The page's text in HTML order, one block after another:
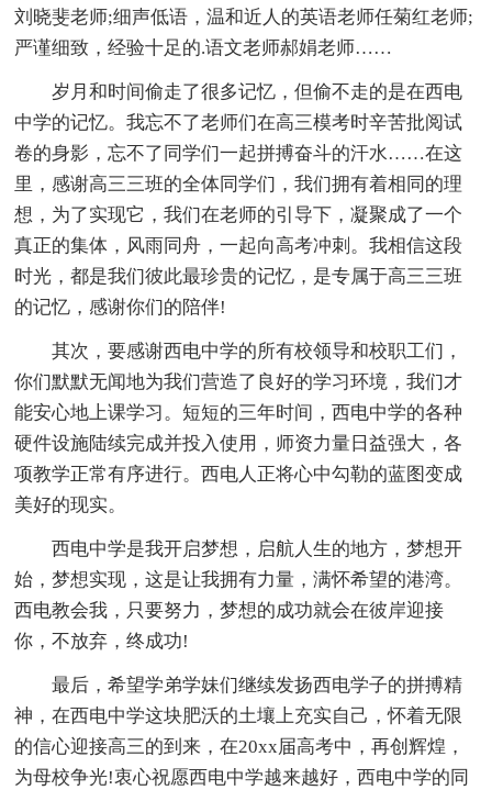
刘晓斐老师;细声低语，温和近人的英语老师任菊红老师;
严谨细致，经验十足的.语文老师郝娟老师……
岁月和时间偷走了很多记忆，但偷不走的是在西电
中学的记忆。我忘不了老师们在高三模考时辛苦批阅试
卷的身影，忘不了同学们一起拼搏奋斗的汗水……在这
里，感谢高三三班的全体同学们，我们拥有着相同的理
想，为了实现它，我们在老师的引导下，凝聚成了一个
真正的集体，风雨同舟，一起向高考冲刺。我相信这段
时光，都是我们彼此最珍贵的记忆，是专属于高三三班
的记忆，感谢你们的陪伴!
其次，要感谢西电中学的所有校领导和校职工们，
你们默默无闻地为我们营造了良好的学习环境，我们才
能安心地上课学习。短短的三年时间，西电中学的各种
硬件设施陆续完成并投入使用，师资力量日益强大，各
项教学正常有序进行。西电人正将心中勾勒的蓝图变成
美好的现实。
西电中学是我开启梦想，启航人生的地方，梦想开
始，梦想实现，这是让我拥有力量，满怀希望的港湾。
西电教会我，只要努力，梦想的成功就会在彼岸迎接
你，不放弃，终成功!
最后，希望学弟学妹们继续发扬西电学子的拼搏精
神，在西电中学这块肥沃的土壤上充实自己，怀着无限
的信心迎接高三的到来，在20xx届高考中，再创辉煌，
为母校争光!衷心祝愿西电中学越来越好，西电中学的同